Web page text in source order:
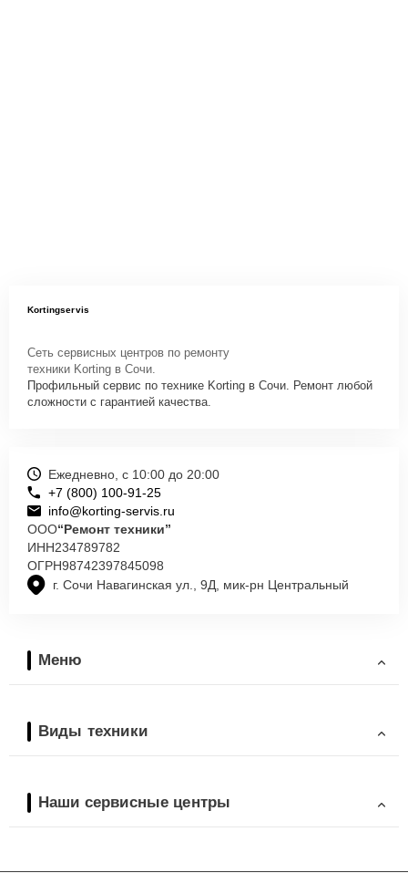
Kortingservis
Сеть сервисных центров по ремонту
техники Korting в Сочи.
Профильный сервис по технике Korting в Сочи. Ремонт любой
сложности с гарантией качества.
г. Сочи Навагинская ул., 9Д, мик-рн Центральный
Ежедневно, с 10:00 до 20:00
+7 (800) 100-91-25
info@korting-servis.ru
ООО“Ремонт техники”
ИНН234789782
ОГРН98742397845098
Меню
Виды техники
Наши сервисные центры